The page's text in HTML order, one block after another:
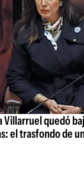
Villarruel quedó
el trasfondo de